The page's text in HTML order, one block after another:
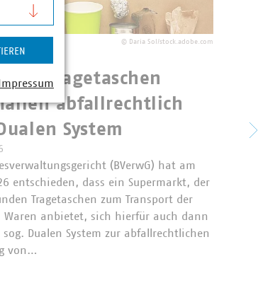
© Daria Sol/stock.adobe.com
abfallrechtlich
System
(BVerwG) hat am
entschieden, dass ein Supermarkt, der
Tragetaschen zum Transport der
Waren anbietet, sich hierfür auch dann
Dualen System zur abfallrechtlichen
von…
Impressum